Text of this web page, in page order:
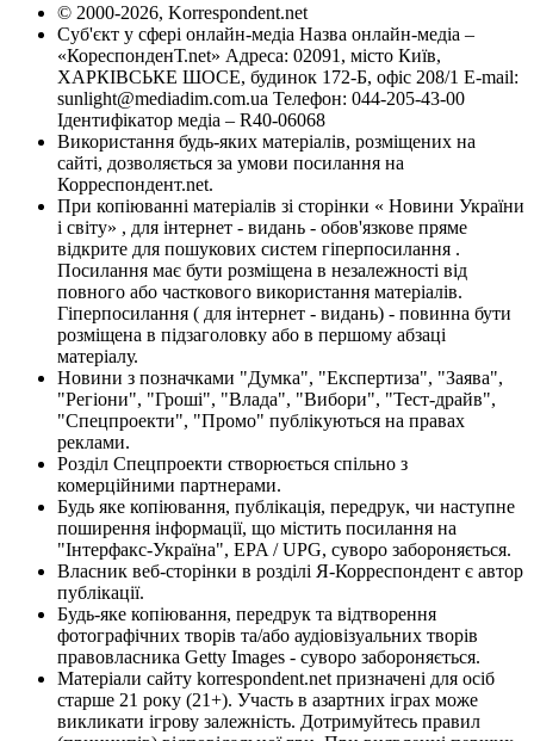
© 2000-2026, Korrespondent.net
Суб'єкт у сфері онлайн-медіа Назва онлайн-медіа –
«КореспонденТ.net» Адреса: 02091, місто Київ,
ХАРКІВСЬКЕ ШОСЕ, будинок 172-Б, офіс 208/1 E-mail:
sunlight@mediadim.com.ua Телефон: 044-205-43-00
Ідентифікатор медіа – R40-06068
Використання будь-яких матеріалів, розміщених на
сайті, дозволяється за умови посилання на
Корреспондент.net.
При копіюванні матеріалів зі сторінки « Новини України
і світу» , для інтернет - видань - обов'язкове пряме
відкрите для пошукових систем гіперпосилання .
Посилання має бути розміщена в незалежності від
повного або часткового використання матеріалів.
Гіперпосилання ( для інтернет - видань) - повинна бути
розміщена в підзаголовку або в першому абзаці
матеріалу.
Новини з позначками "Думка", "Експертиза", "Заява",
"Регіони", "Гроші", "Влада", "Вибори", "Тест-драйв",
"Спецпроекти", "Промо" публікуються на правах
реклами.
Розділ Спецпроекти створюється спільно з
комерційними партнерами.
Будь яке копіювання, публікація, передрук, чи наступне
поширення інформації, що містить посилання на
"Інтерфакс-Україна", EPA / UPG, суворо забороняється.
Власник веб-сторінки в розділі Я-Корреспондент є автор
публікації.
Будь-яке копіювання, передрук та відтворення
фотографічних творів та/або аудіовізуальних творів
правовласника Getty Images - суворо забороняється.
Матеріали сайту korrespondent.net призначені для осіб
старше 21 року (21+). Участь в азартних іграх може
викликати ігрову залежність. Дотримуйтесь правил